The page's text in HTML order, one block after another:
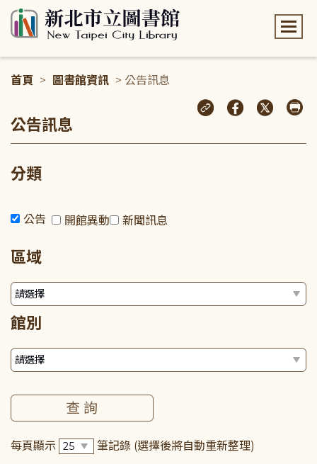
首頁 > 圖書館資訊 > 公告訊息
公告訊息
分類
公告 開館異動 新聞訊息
區域
館別
每頁顯示 筆記錄 (選擇後將自動重新整理)